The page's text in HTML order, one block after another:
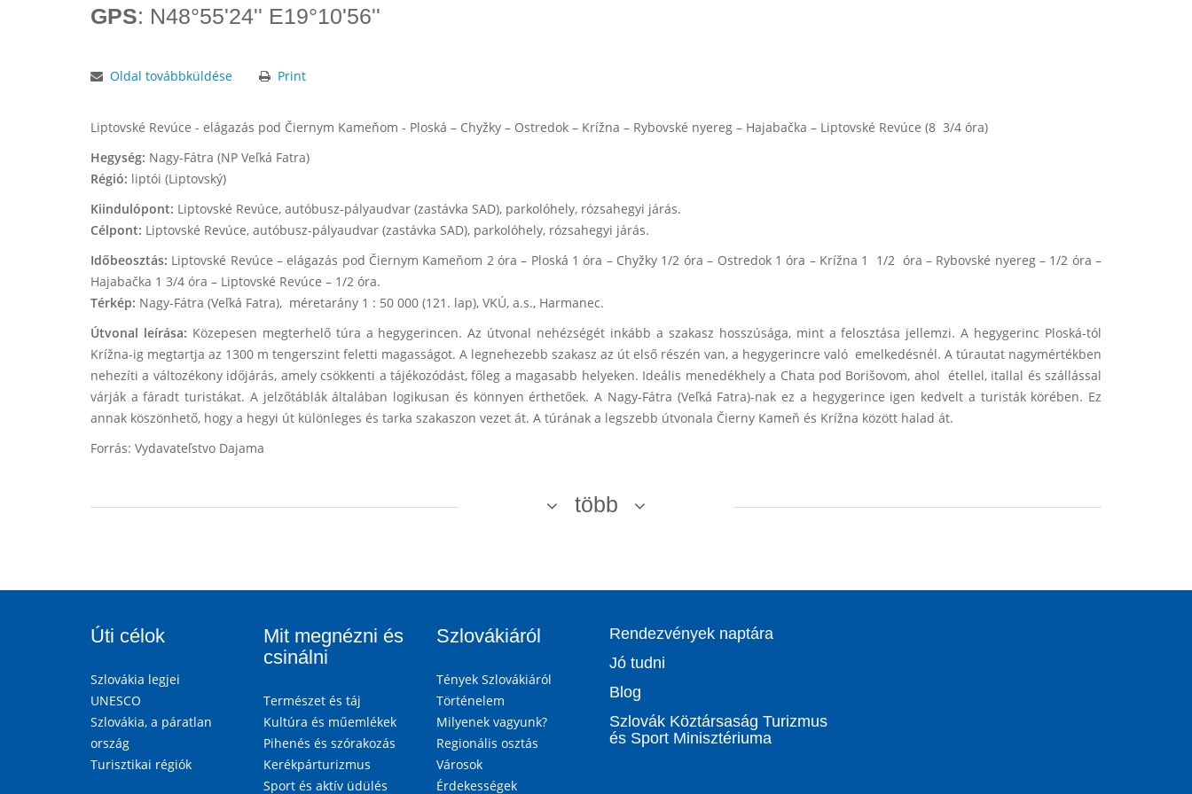
GPS: N48°55'24'' E19°10'56''
Oldal továbbküldése Print
Liptovské Revúce - elágazás pod Čiernym Kameňom - Ploská – Chyžky – Ostredok – Krížna – Rybovské nyereg – Hajabačka – Liptovské Revúce (8 3/4 óra)
Hegység: Nagy-Fátra (NP Veľká Fatra)
Régió: liptói (Liptovský)
Kiindulópont: Liptovské Revúce, autóbusz-pályaudvar (zastávka SAD), parkolóhely, rózsahegyi járás.
Célpont: Liptovské Revúce, autóbusz-pályaudvar (zastávka SAD), parkolóhely, rózsahegyi járás.
Időbeosztás: Liptovské Revúce – elágazás pod Čiernym Kameňom 2 óra – Ploská 1 óra – Chyžky 1/2 óra – Ostredok 1 óra – Krížna 1 1/2 óra – Rybovské nyereg – 1/2 óra –
Hajabačka 1 3/4 óra – Liptovské Revúce – 1/2 óra.
Térkép: Nagy-Fátra (Veľká Fatra), méretarány 1 : 50 000 (121. lap), VKÚ, a.s., Harmanec.
Útvonal leírása: Közepesen megterhelő túra a hegygerincen. Az útvonal nehézségét inkább a szakasz hosszúsága, mint a felosztása jellemzi. A hegygerinc Ploská-tól
Krížna-ig megtartja az 1300 m tengerszint feletti magasságot. A legnehezebb szakasz az út első részén van, a hegygerincre való emelkedésnél. A túrautat nagymértékben
nehezíti a változékony időjárás, amely csökkenti a tájékozódást, főleg a magasabb helyeken. Ideális menedékhely a Chata pod Borišovom, ahol étellel, itallal és szállással
várják a fáradt turistákat. A jelzőtáblák általában logikusan és könnyen érthetőek. A Nagy-Fátra (Veľká Fatra)-nak ez a hegygerince igen kedvelt a turisták körében. Ez
annak köszönhető, hogy a hegyi út különleges és tarka szakaszon vezet át. A túrának a legszebb útvonala Čierny Kameň és Krížna között halad át.
Forrás: Vydavateľstvo Dajama
több
Úti célok
Szlovákia legjei
UNESCO
Szlovákia, a páratlan
ország
Turisztikai régiók
Mit megnézni és
csinálni
Természet és táj
Kultúra és műemlékek
Pihenés és szórakozás
Kerékpárturizmus
Sport és aktív üdülés
Szlovákiáról
Tények Szlovákiáról
Történelem
Milyenek vagyunk?
Regionális osztás
Városok
Érdekességek
Rendezvények naptára
Jó tudni
Blog
Szlovák Köztársaság Turizmus
és Sport Minisztériuma